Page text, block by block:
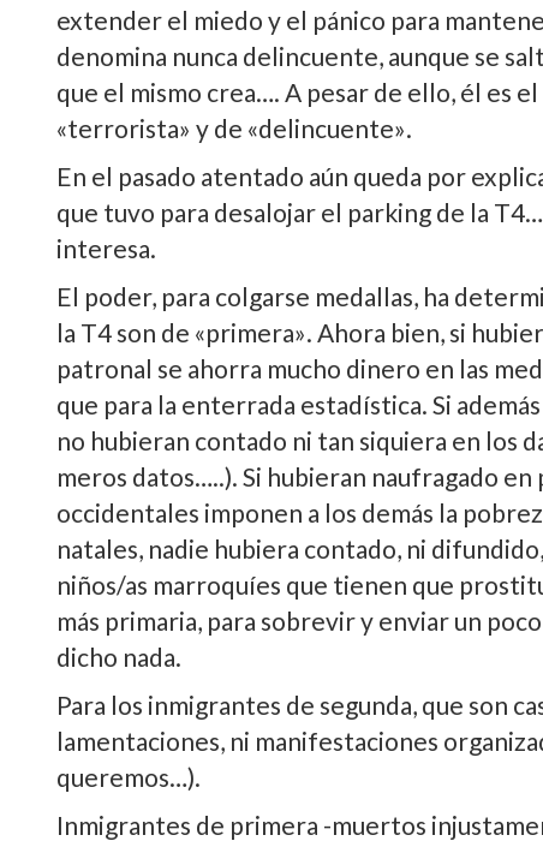
extender el miedo y el pánico para
denomina nunca delincuente, aunque se
que el mismo crea…. A pesar de ello, él es
«terrorista» y de «delincuente».
En el pasado atentado aún queda por
que tuvo para desalojar el parking de la
interesa.
El poder, para colgarse medallas, ha
la T4 son de «primera». Ahora bien, si
patronal se ahorra mucho dinero en las
que para la enterrada estadí­stica. Si
no hubieran contado ni tan siquiera en los
meros datos…..). Si hubieran naufragado
occidentales imponen a los demás la
natales, nadie hubiera contado, ni
niños/as marroquí­es que tienen que
más primaria, para sobrevir y enviar un
dicho nada.
Para los inmigrantes de segunda, que son
lamentaciones, ni manifestaciones
queremos…).
Inmigrantes de primera -muertos